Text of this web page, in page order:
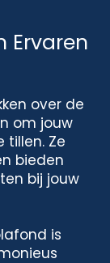
Ervaren
over de
om jouw
tillen. Ze
bieden
bij jouw
is